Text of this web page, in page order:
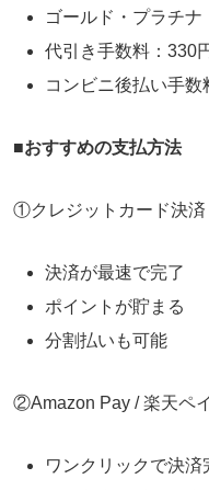
ゴールド・プラチ
代引き手数料：330
コンビニ後払い手数
■おすすめの支払方法
①クレジットカード決済
決済が最速で完了
ポイントが貯まる
分割払いも可能
②Amazon Pay / 楽天ペイ
ワンクリックで決済